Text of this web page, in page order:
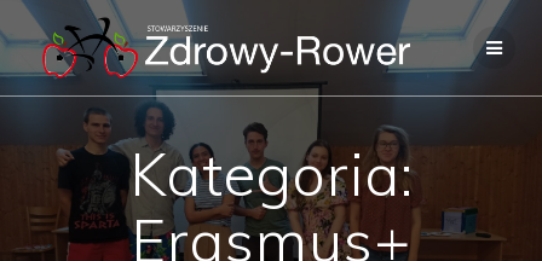
content
Kategoria:
Erasmus+